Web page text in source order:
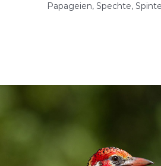
Papageien, Spechte,